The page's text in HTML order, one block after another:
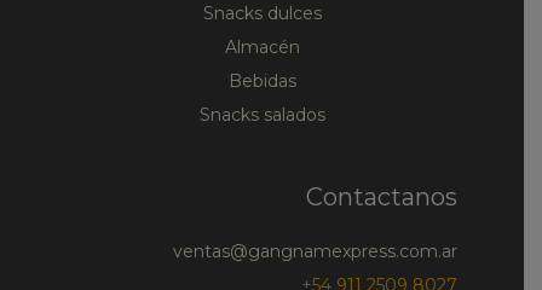
Snacks dulces
Almacén
Bebidas
Snacks salados
Contactanos
ventas@gangnamexpress.com.ar
+54 911 2509 8027